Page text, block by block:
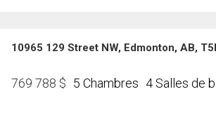
10965 129 Street NW, Edmonton, AB,
769 788 $ 5 Chambres 4 Salles de